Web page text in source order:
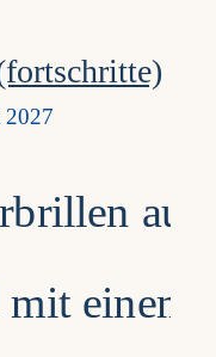
2027